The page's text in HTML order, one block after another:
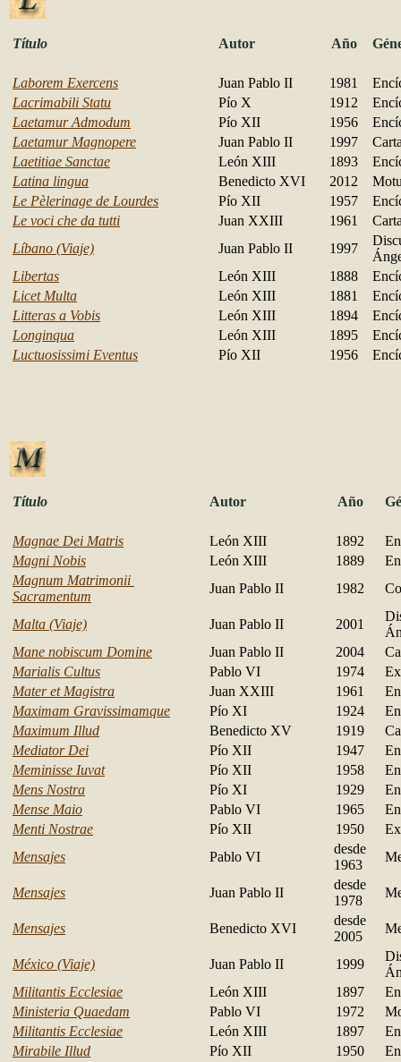
Título Autor Año
Laborem Exercens Juan Pablo II 1981
Lacrimabili Statu
Pío X 1912
Laetamur Admodum
Pío XII 1956
Laetamur Magnopere
Juan Pablo II 1997
Laetitiae Sanctae
León XIII 1893
Latina lingua
Benedicto XVI 2012
Le Pèlerinage de Lourdes
Pío XII 1957
Le voci che da tutti
Juan XXIII 1961
Líbano (Viaje)
Juan Pablo II 1997
Libertas
León XIII 1888
Licet Multa
León XIII 1881
Litteras a Vobis
León XIII 1894
Longinqua
León XIII 1895
Luctuosissimi Eventus
Pío XII 1956
Título Autor Año
Magnae Dei Matris León XIII 1892
Magni Nobis
León XIII 1889
Magnum Matrimonii
Sacramentum
Juan Pablo II 1982
Malta (Viaje) Juan Pablo II 2001
Mane nobiscum Domine
Juan Pablo II 2004
Marialis Cultus
Pablo VI 1974
Mater et Magistra
Juan XXIII 1961
Maximam Gravissimamque
Pío XI 1924
Maximum Illud
Benedicto XV 1919
Mediator Dei
Pío XII 1947
Meminisse Iuvat
Pío XII 1958
Mens Nostra
Pío XI 1929
Mense Maio
Pablo VI 1965
Menti Nostrae
Pío XII 1950
Mensajes
Pablo VI
desde
1963
Mensajes Juan Pablo II
desde
1978
Mensajes Benedicto XVI
desde
2005
México (Viaje) Juan Pablo II 1999
Militantis Ecclesiae
León XIII 1897
Ministeria Quaedam
Pablo VI 1972
Militantis Ecclesiae
León XIII 1897
Mirabile Illud
Pío XII 1950